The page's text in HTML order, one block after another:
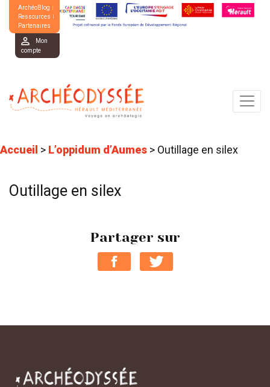
ArchéoBlog
Ressources
Partenaires
Mon
compte
Accueil > L’oppidum d’Aumes > Outillage en silex
Outillage en silex
Partager sur